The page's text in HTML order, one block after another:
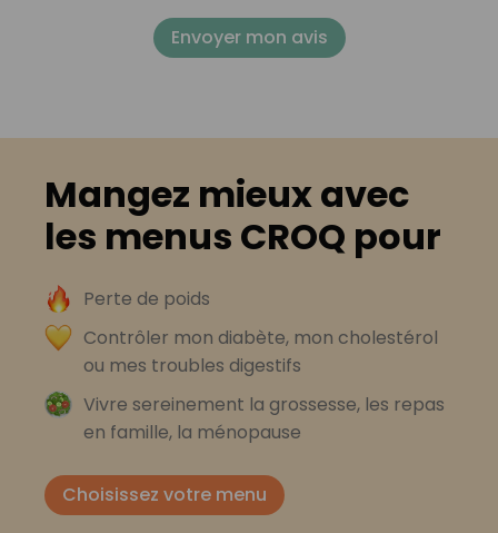
Envoyer mon avis
Mangez mieux avec
les menus CROQ pour
Perte de poids
Contrôler mon diabète, mon cholestérol
ou mes troubles digestifs
Vivre sereinement la grossesse, les repas
en famille, la ménopause
Choisissez votre menu